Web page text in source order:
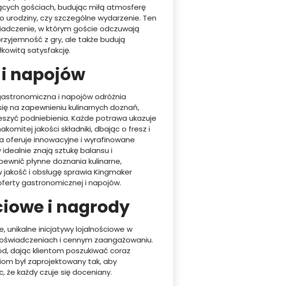
gościach, budując miłą atmosferę
czy szczególne wydarzenie. Ten
w którym goście odczuwają
z gry, ale także budują
satysfakcję.
napojów
i napojów odróżnia
na zapewnieniu kulinarnych doznań,
podniebienia. Każde potrawa ukazuje
jakości składniki, dbając o fresz i
oferuje innowacyjne i wyrafinowane
znają sztukę balansu i
płynne doznania kulinarne,
i obsługę sprawia Kingmaker
gastronomicznej i napojów.
i nagrody
unikalne inicjatywy lojalnościowe w
i cennym zaangażowaniu.
dając klientom poszukiwać coraz
był zaprojektowany tak, aby
każdy czuje się doceniany.